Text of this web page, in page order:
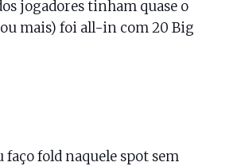
jogadores tinham quase o
mais) foi all-in com 20 Big
fold naquele spot sem